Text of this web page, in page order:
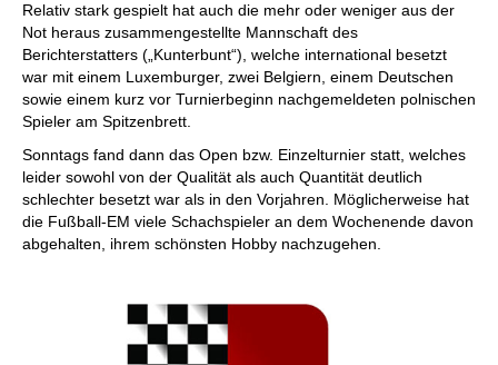
Relativ stark gespielt hat auch die mehr oder weniger aus der
Not heraus zusammengestellte Mannschaft des
Berichterstatters („Kunterbunt“), welche international besetzt
war mit einem Luxemburger, zwei Belgiern, einem Deutschen
sowie einem kurz vor Turnierbeginn nachgemeldeten polnischen
Spieler am Spitzenbrett.
Sonntags fand dann das Open bzw. Einzelturnier statt, welches
leider sowohl von der Qualität als auch Quantität deutlich
schlechter besetzt war als in den Vorjahren. Möglicherweise hat
die Fußball-EM viele Schachspieler an dem Wochenende davon
abgehalten, ihrem schönsten Hobby nachzugehen.